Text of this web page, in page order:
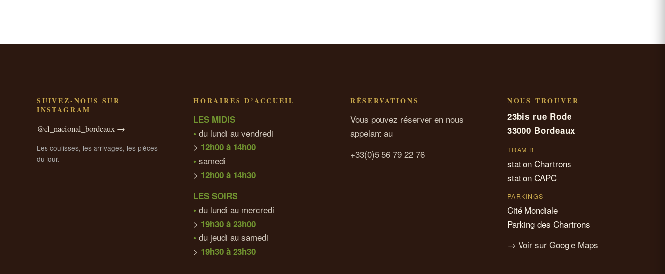
SUIVEZ-NOUS SUR
INSTAGRAM
@el_nacional_bordeaux →
Les coulisses, les arrivages, les pièces
du jour.
HORAIRES D’ACCUEIL
LES MIDIS
• du lundi au vendredi
> 12h00 à 14h00
• samedi
> 12h00 à 14h30
LES SOIRS
• du lundi au mercredi
> 19h30 à 23h00
• du jeudi au samedi
> 19h30 à 23h30
RÉSERVATIONS
Vous pouvez réserver en nous
appelant au
+33(0)5 56 79 22 76
NOUS TROUVER
23bis rue Rode
33000 Bordeaux
TRAM B
station Chartrons
station CAPC
PARKINGS
Cité Mondiale
Parking des Chartrons
→ Voir sur Google Maps